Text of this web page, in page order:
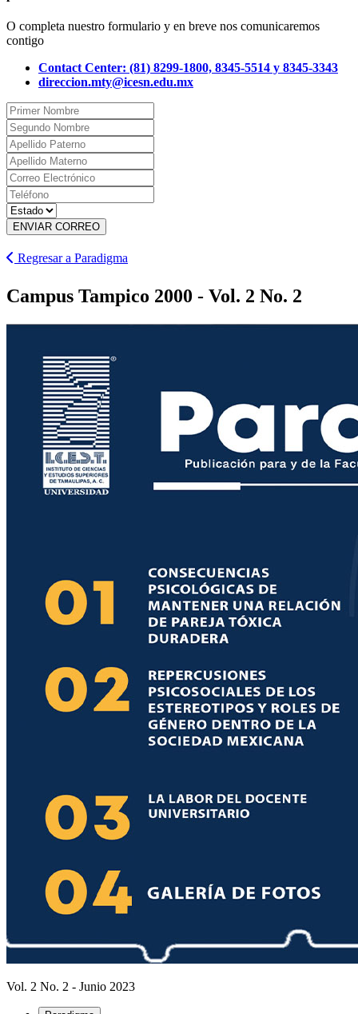
O completa nuestro formulario y en breve nos comunicaremos
contigo
Contact Center: (81) 8299-1800, 8345-5514 y 8345-3343
direccion.mty@icesn.edu.mx
ENVIAR CORREO
Regresar a Paradigma
Campus Tampico 2000 - Vol. 2 No. 2
Vol. 2 No. 2 - Junio 2023